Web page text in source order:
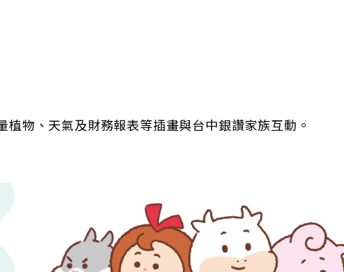
物、天氣及財務報表等插畫與台中銀讚家族互動。